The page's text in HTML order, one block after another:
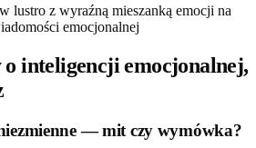
inteligencji emocjonalnej,
— mit czy wymówka?